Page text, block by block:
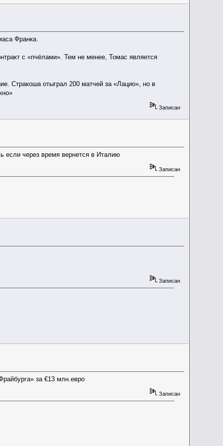
Франка.
с «пчёлами». Тем не менее, Томас является
Стракоша отыграл 200 матчей за «Лацио», но в
Записан
если через время вернется в Италию
Записан
Записан
за €13 млн.евро
Записан